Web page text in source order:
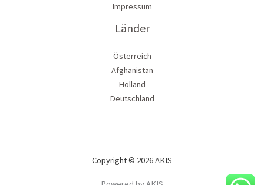
Impressum
Länder
Österreich
Afghanistan
Holland
Deutschland
Copyright © 2026 AKIS